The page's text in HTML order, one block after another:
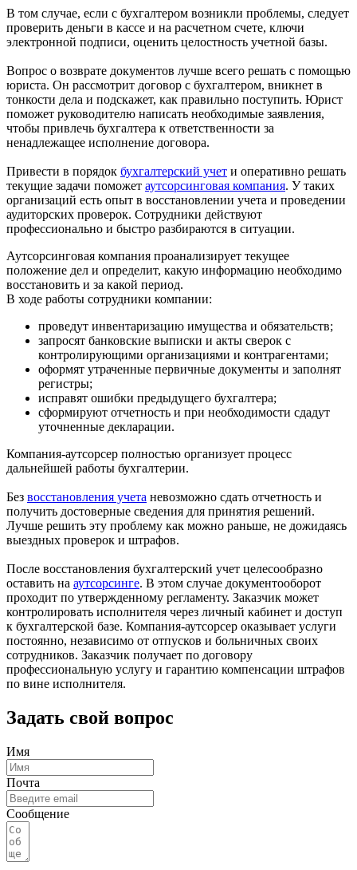
В том случае, если с бухгалтером возникли проблемы, следует
проверить деньги в кассе и на расчетном счете, ключи
электронной подписи, оценить целостность учетной базы.
Вопрос о возврате документов лучше всего решать с помощью
юриста. Он рассмотрит договор с бухгалтером, вникнет в
тонкости дела и подскажет, как правильно поступить. Юрист
поможет руководителю написать необходимые заявления,
чтобы привлечь бухгалтера к ответственности за
ненадлежащее исполнение договора.
Привести в порядок бухгалтерский учет и оперативно решать
текущие задачи поможет аутсорсинговая компания. У таких
организаций есть опыт в восстановлении учета и проведении
аудиторских проверок. Сотрудники действуют
профессионально и быстро разбираются в ситуации.
Аутсорсинговая компания проанализирует текущее
положение дел и определит, какую информацию необходимо
восстановить и за какой период.
В ходе работы сотрудники компании:
проведут инвентаризацию имущества и обязательств;
запросят банковские выписки и акты сверок с
контролирующими организациями и контрагентами;
оформят утраченные первичные документы и заполнят
регистры;
исправят ошибки предыдущего бухгалтера;
сформируют отчетность и при необходимости сдадут
уточненные декларации.
Компания-аутсорсер полностью организует процесс
дальнейшей работы бухгалтерии.
Без восстановления учета невозможно сдать отчетность и
получить достоверные сведения для принятия решений.
Лучше решить эту проблему как можно раньше, не дожидаясь
выездных проверок и штрафов.
После восстановления бухгалтерский учет целесообразно
оставить на аутсорсинге. В этом случае документооборот
проходит по утвержденному регламенту. Заказчик может
контролировать исполнителя через личный кабинет и доступ
к бухгалтерской базе. Компания-аутсорсер оказывает услуги
постоянно, независимо от отпусков и больничных своих
сотрудников. Заказчик получает по договору
профессиональную услугу и гарантию компенсации штрафов
по вине исполнителя.
Задать свой вопрос
Имя
Почта
Сообщение